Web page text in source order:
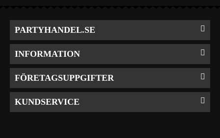
PARTYHANDEL.SE
INFORMATION
FÖRETAGSUPPGIFTER
KUNDSERVICE